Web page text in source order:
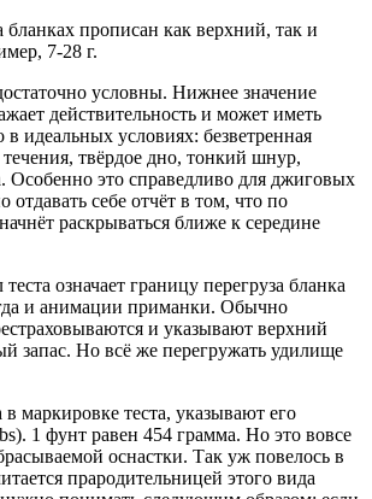
прописан как верхний, так и
7-28 г.
условны. Нижнее значение
действительность и может иметь
в идеальных условиях: безветренная
течения, твёрдое дно, тонкий шнур,
Особенно это справедливо для джиговых
себе отчёт в том, что по
раскрываться ближе к середине
означает границу перегруза бланка
и анимации приманки. Обычно
и указывают верхний
запас. Но всё же перегружать удилище
маркировке теста, указывают его
1 фунт равен 454 грамма. Но это вовсе
оснастки. Так уж повелось в
прародительницей этого вида